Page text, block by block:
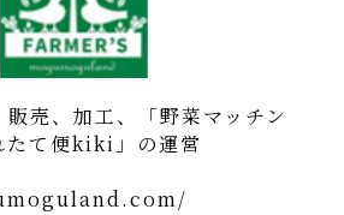
売、加工、「野菜マッチン
たて便kiki」の運営